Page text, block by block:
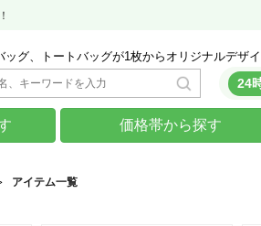
ッグ、トートバッグが1枚からオリジナルデザ
24
価格帯から探す
アイテム一覧